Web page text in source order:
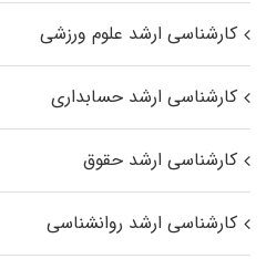
کارشناسی ارشد علوم ورزشی
کارشناسی ارشد حسابداری
کارشناسی ارشد حقوق
کارشناسی ارشد روانشناسی